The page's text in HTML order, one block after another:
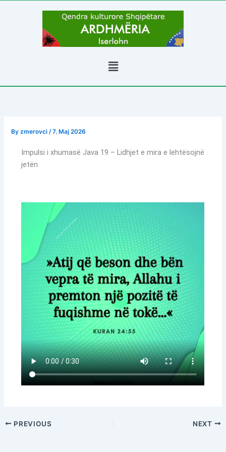
Menu
Byzmerovci /7. Maj 2026
Impulsi i xhumasë Java 19 – Lidhjet e mira e lehtësojnë
jetën
PREVIOUS NEXT